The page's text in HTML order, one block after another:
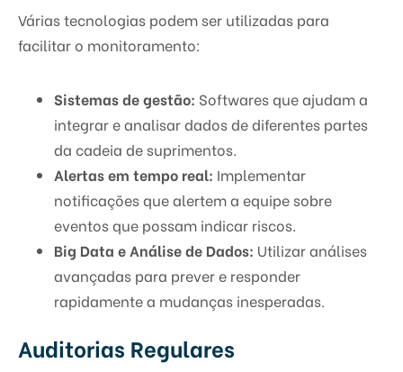
Várias tecnologias podem ser utilizadas para
facilitar o monitoramento:
Sistemas de gestão: Softwares que ajudam a
integrar e analisar dados de diferentes partes
da cadeia de suprimentos.
Alertas em tempo real: Implementar
notificações que alertem a equipe sobre
eventos que possam indicar riscos.
Big Data e Análise de Dados: Utilizar análises
avançadas para prever e responder
rapidamente a mudanças inesperadas.
Auditorias Regulares